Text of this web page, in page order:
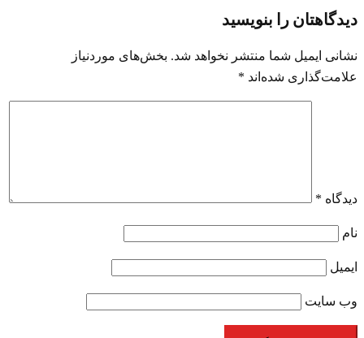
دیدگاهتان را بنویسید
نشانی ایمیل شما منتشر نخواهد شد. بخش‌های موردنیاز
علامت‌گذاری شده‌اند *
دیدگاه *
نام
ایمیل
وب‌ سایت